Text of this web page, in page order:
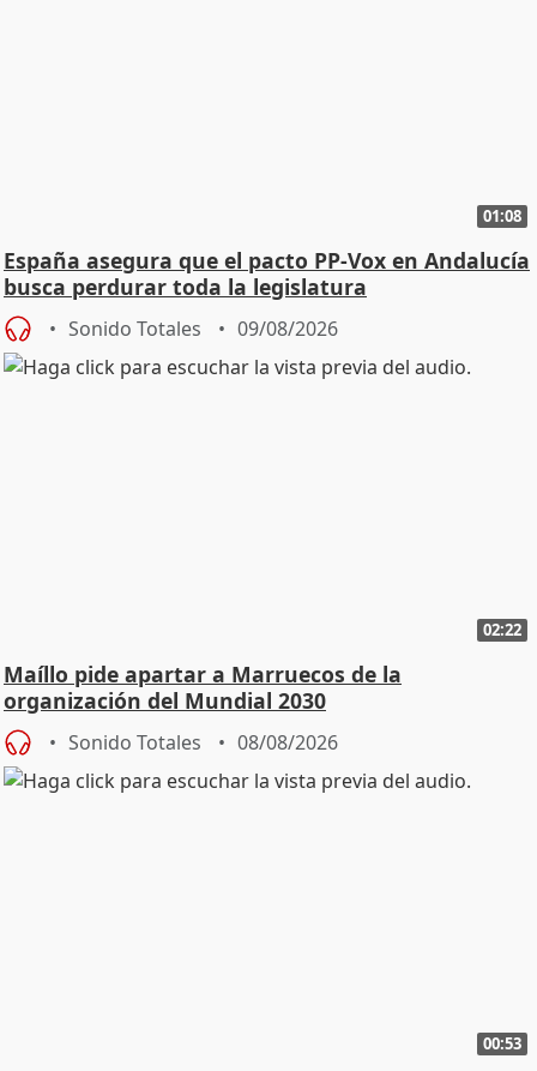
01:08
España asegura que el pacto PP-Vox en Andalucía
busca perdurar toda la legislatura
Sonido Totales 09/08/2026
02:22
Maíllo pide apartar a Marruecos de la
organización del Mundial 2030
Sonido Totales 08/08/2026
00:53